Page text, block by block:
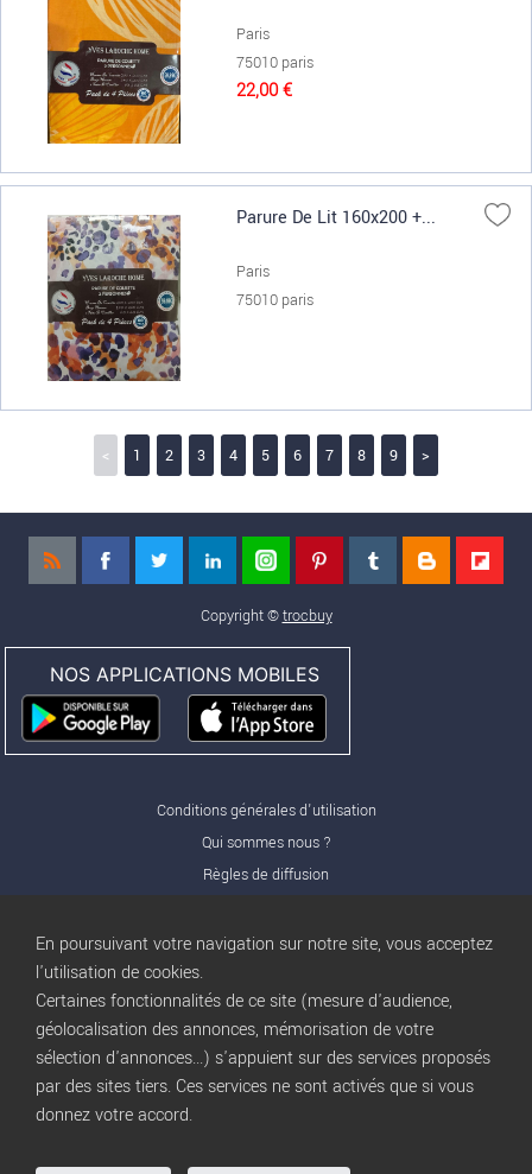
Paris
75010 paris
22,00 €
Parure De Lit 160x200 +...
Paris
75010 paris
< 1 2 3 4 5 6 7 8 9 >
Copyright ©trocbuy
NOS APPLICATIONS MOBILES
Conditions générales d'utilisation
Qui sommes nous ?
Règles de diffusion
Nos offres Pro
Publicité
Conditions d’Utilisation
Privacy Policy
Blogtrocbuy
Gestion des cookies
En poursuivant votre navigation sur notre site, vous acceptez
l'utilisation de cookies.
Certaines fonctionnalités de ce site (mesure d'audience,
géolocalisation des annonces, mémorisation de votre
sélection d'annonces...) s'appuient sur des services proposés
par des sites tiers. Ces services ne sont activés que si vous
donnez votre accord.